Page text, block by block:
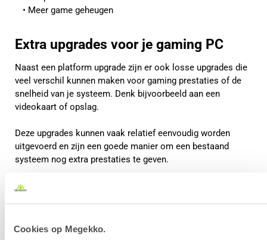
Cookies op Megekko.
Meer game geheugen
Extra upgrades voor je gaming PC
Naast een platform upgrade zijn er ook losse upgrades die
veel verschil kunnen maken voor gaming prestaties of de
snelheid van je systeem. Denk bijvoorbeeld aan een
videokaart of opslag.
Deze upgrades kunnen vaak relatief eenvoudig worden
uitgevoerd en zijn een goede manier om een bestaand
systeem nog extra prestaties te geven.